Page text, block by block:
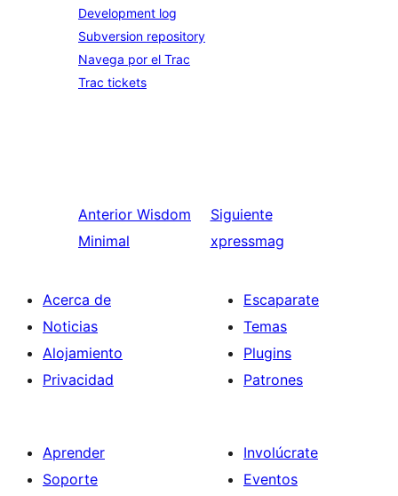
Development log
Subversion repository
Navega por el Trac
Trac tickets
Anterior Wisdom
Minimal
Siguiente
xpressmag
Acerca de
Noticias
Alojamiento
Privacidad
Escaparate
Temas
Plugins
Patrones
Aprender
Soporte
Involúcrate
Eventos